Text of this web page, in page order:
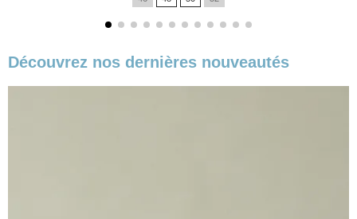
Découvrez nos dernières nouveautés